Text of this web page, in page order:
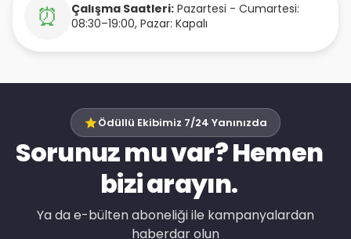
⏰ Çalışma Saatleri: Pazartesi - Cumartesi:
08:30–19:00, Pazar: Kapalı
Ödüllü Ekibimiz 7/24 Yanınızda
Sorunuz mu var? Hemen
bizi arayın.
Ya da e-bülten aboneliği ile kampanyalardan
haberdar olun